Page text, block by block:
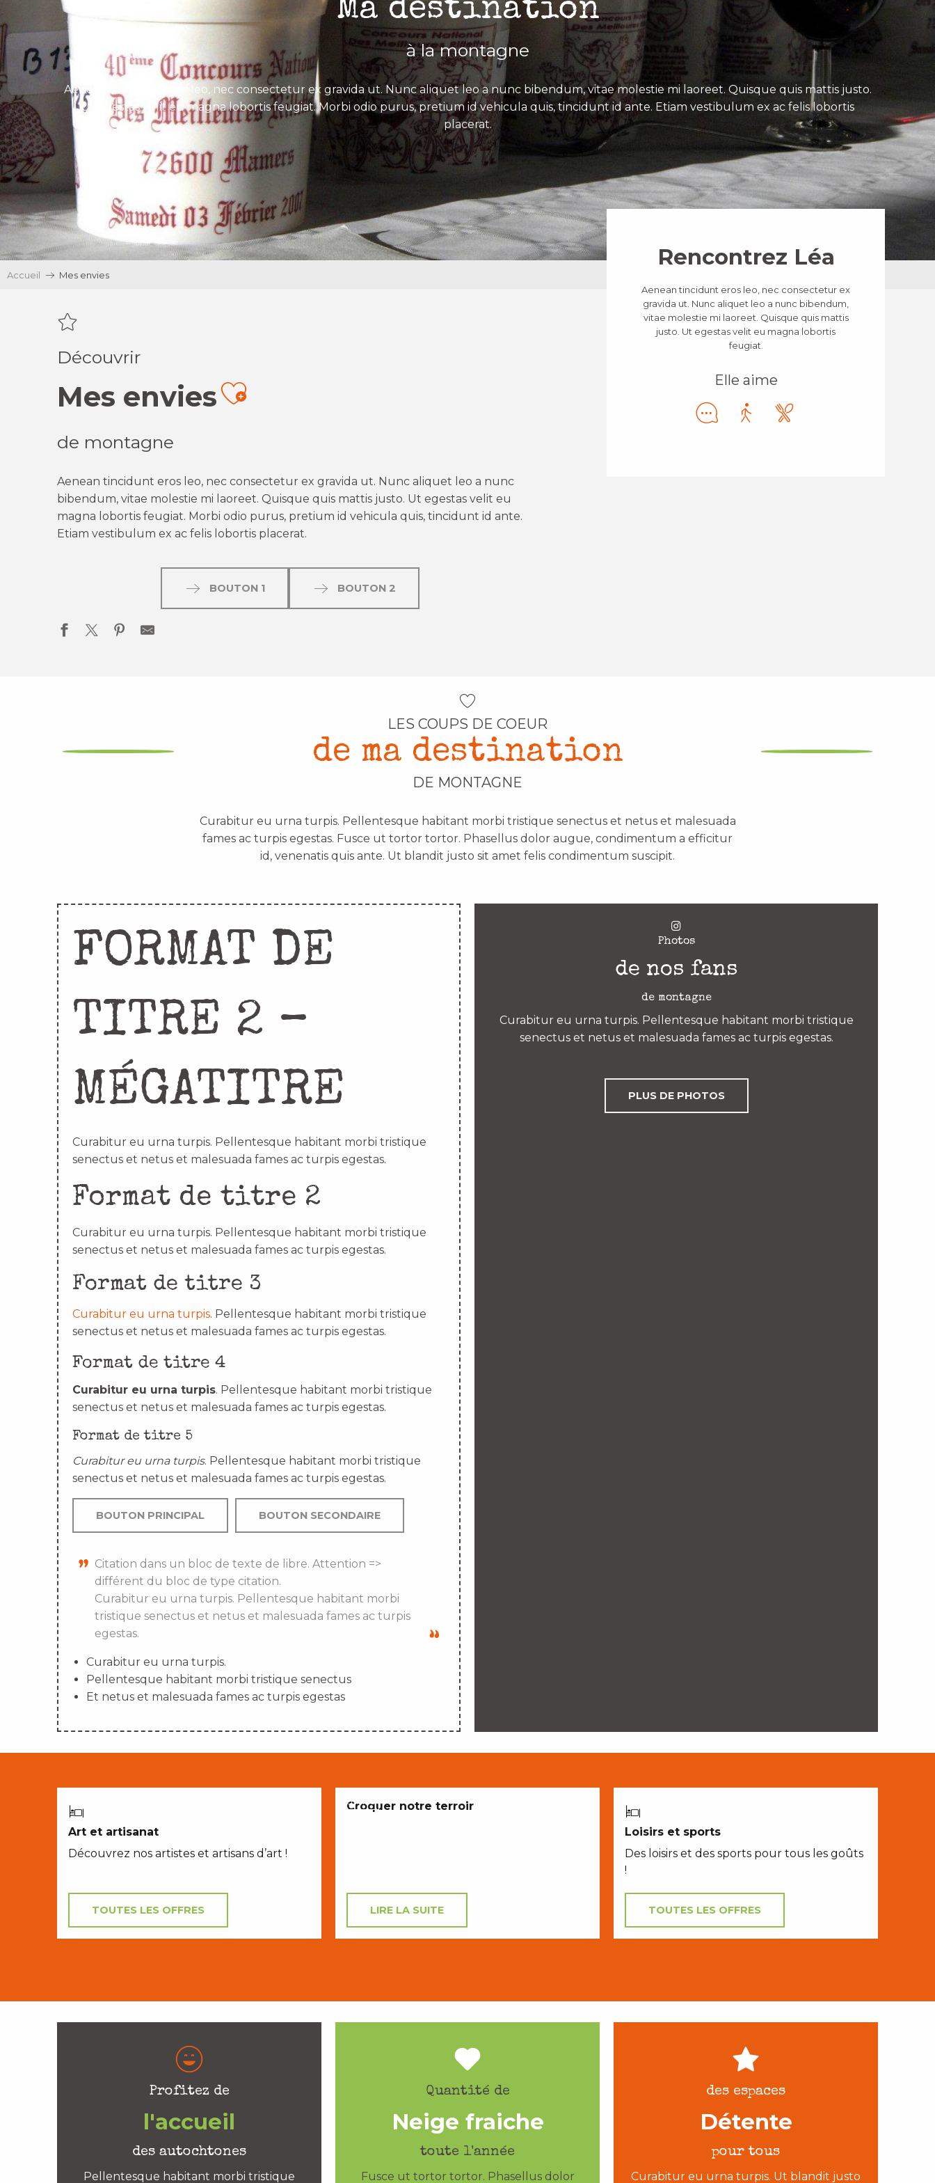
Ma destination
à la montagne
Aenean tincidunt eros leo, nec consectetur ex gravida ut. Nunc aliquet leo a nunc bibendum, vitae molestie mi laoreet. Quisque quis mattis justo.
Ut egestas velit eu magna lobortis feugiat. Morbi odio purus, pretium id vehicula quis, tincidunt id ante. Etiam vestibulum ex ac felis lobortis
placerat.
Accueil Mes envies
Découvrir
Mes enviesAjouter aux favoris
de montagne
Aenean tincidunt eros leo, nec consectetur ex gravida ut. Nunc aliquet leo a nunc
bibendum, vitae molestie mi laoreet. Quisque quis mattis justo. Ut egestas velit eu
magna lobortis feugiat. Morbi odio purus, pretium id vehicula quis, tincidunt id ante.
Etiam vestibulum ex ac felis lobortis placerat.
BOUTON 1 BOUTON 2
Rencontrez Léa
Aenean tincidunt eros leo, nec consectetur ex
gravida ut. Nunc aliquet leo a nunc bibendum,
vitae molestie mi laoreet. Quisque quis mattis
justo. Ut egestas velit eu magna lobortis
feugiat.
Elle aime
LES COUPS DE COEUR
de ma destination
DE MONTAGNE
Curabitur eu urna turpis. Pellentesque habitant morbi tristique senectus et netus et malesuada
fames ac turpis egestas. Fusce ut tortor tortor. Phasellus dolor augue, condimentum a efficitur
id, venenatis quis ante. Ut blandit justo sit amet felis condimentum suscipit.
FORMAT DE
TITRE 2 –
MÉGATITRE
Curabitur eu urna turpis. Pellentesque habitant morbi tristique
senectus et netus et malesuada fames ac turpis egestas.
Format de titre 2
Curabitur eu urna turpis. Pellentesque habitant morbi tristique
senectus et netus et malesuada fames ac turpis egestas.
Format de titre 3
Curabitur eu urna turpis. Pellentesque habitant morbi tristique
senectus et netus et malesuada fames ac turpis egestas.
Format de titre 4
Curabitur eu urna turpis. Pellentesque habitant morbi tristique
senectus et netus et malesuada fames ac turpis egestas.
Format de titre 5
Curabitur eu urna turpis. Pellentesque habitant morbi tristique
senectus et netus et malesuada fames ac turpis egestas.
BOUTON PRINCIPAL BOUTON SECONDAIRE
Citation dans un bloc de texte de libre. Attention =>
différent du bloc de type citation.
Curabitur eu urna turpis. Pellentesque habitant morbi
tristique senectus et netus et malesuada fames ac turpis
egestas.
Curabitur eu urna turpis.
Pellentesque habitant morbi tristique senectus
Et netus et malesuada fames ac turpis egestas
Photos
de nos fans
de montagne
Curabitur eu urna turpis. Pellentesque habitant morbi tristique
senectus et netus et malesuada fames ac turpis egestas.
PLUS DE PHOTOS
Art et artisanat
Découvrez nos artistes et artisans d’art !
TOUTES LES OFFRES
ENVIES
Croquer notre terroir
LIRE LA SUITE
Loisirs et sports
Des loisirs et des sports pour tous les goûts
!
TOUTES LES OFFRES
Profitez de
l'accueil
des autochtones
Pellentesque habitant morbi tristique
Quantité de
Neige fraiche
toute l'année
Fusce ut tortor tortor. Phasellus dolor
des espaces
Détente
pour tous
Curabitur eu urna turpis. Ut blandit justo